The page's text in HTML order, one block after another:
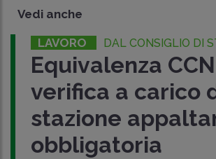
Vedi anche
LAVORO DAL CONSIGLIO DI
Equivalenza
verifica a carico
stazione
obbligatoria